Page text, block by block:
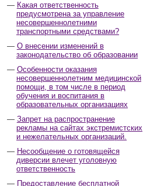
Какая ответственность
предусмотрена за управление
несовершеннолетними
транспортными средствами?
О внесении изменений в
законодательство об образовании
Особенности оказания
несовершеннолетним медицинской
помощи, в том числе в период
обучения и воспитания в
образовательных организациях
Запрет на распространение
рекламы на сайтах экстремистских
и нежелательных организаций.
Несообщение о готовящейся
диверсии влечет уголовную
ответственность
Предоставление бесплатной